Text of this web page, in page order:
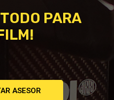
PARA
ASESOR